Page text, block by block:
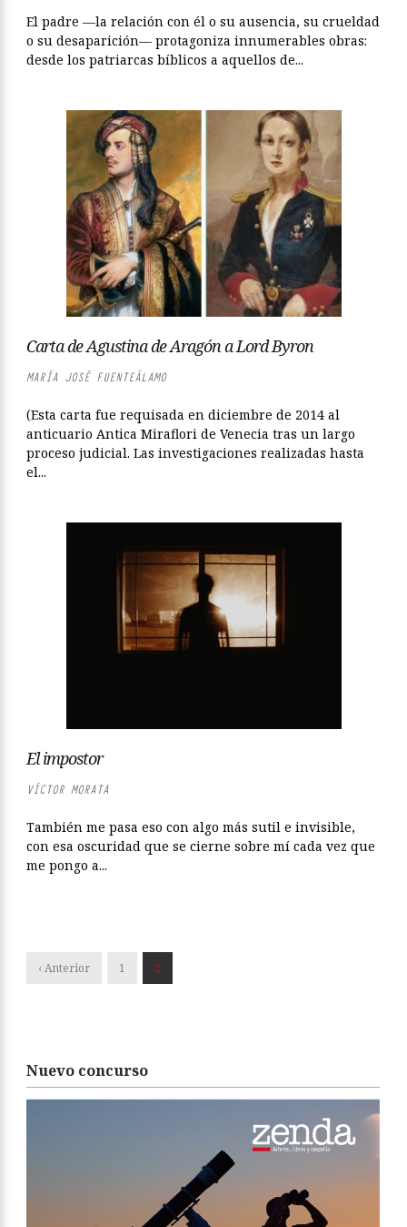
El padre —la relación con él o su ausencia, su crueldad
o su desaparición— protagoniza innumerables obras:
desde los patriarcas bíblicos a aquellos de...
Carta de Agustina de Aragón a Lord Byron
MARÍA JOSÉ FUENTEÁLAMO
(Esta carta fue requisada en diciembre de 2014 al
anticuario Antica Miraflori de Venecia tras un largo
proceso judicial. Las investigaciones realizadas hasta
el...
El impostor
VÍCTOR MORATA
También me pasa eso con algo más sutil e invisible,
con esa oscuridad que se cierne sobre mí cada vez que
me pongo a...
‹ Anterior 1 2
Nuevo concurso